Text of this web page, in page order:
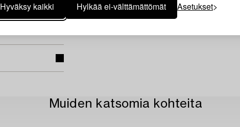
Hyväksy kaikki Hylkää ei-välttämättömät Asetukset
Muiden katsomia kohteita